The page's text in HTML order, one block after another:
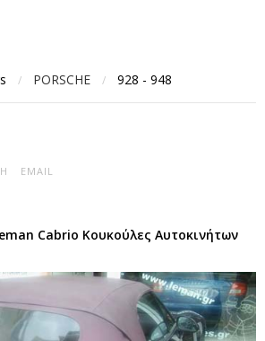
/ PORSCHE / 928 - 948
EMAIL
Cabrio Κουκούλες Αυτοκινήτων